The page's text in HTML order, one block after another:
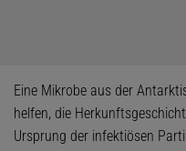
Eine Mikrobe aus der
helfen, die
Ursprung der infektiösen